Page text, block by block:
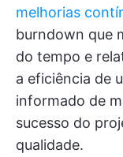
melhorias
burndown que
do tempo e
a eficiência de
informado de
sucesso do
qualidade.